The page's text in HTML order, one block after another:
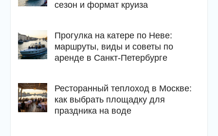
сезон и формат круиза
Прогулка на катере по Неве:
маршруты, виды и советы по
аренде в Санкт-Петербурге
Ресторанный теплоход в Москве:
как выбрать площадку для
праздника на воде